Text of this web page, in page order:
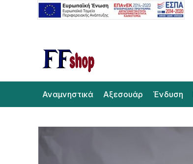
Αναμνηστικά Αξεσουάρ Ένδυση